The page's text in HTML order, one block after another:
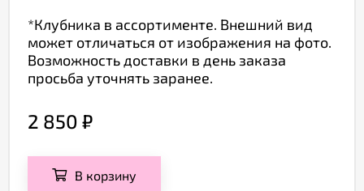
*Клубника в ассортименте. Внешний вид
может отличаться от изображения на фото.
Возможность доставки в день заказа
просьба уточнять заранее.
2 850 ₽
В корзину